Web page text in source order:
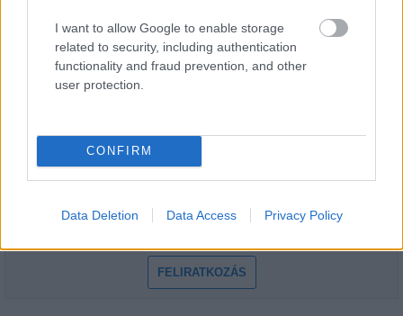
I want to allow Google to enable storage
related to security, including authentication
functionality and fraud prevention, and other
user protection.
CONFIRM
Data Deletion Data Access Privacy Policy
HÍRLEVÉL
Feliratkozom a hírlevélre és elfogadom azadatvédelmi
FELIRATKOZÁS